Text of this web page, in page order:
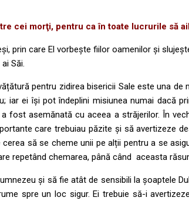
cei morţi, pentru ca în toate lucrurile să
prin care El vorbește fiilor oamenilor și
Săi.
pentru zidirea bisericii Sale este una de
ei își pot îndeplini misiunea numai dacă
asemănată cu aceea a străjerilor. În
care trebuiau păzite și să avertizeze
să se cheme unii pe alții pentru a se
repetând chemarea, până când aceasta
și să fie atât de sensibili la șoaptele
spre un loc sigur. Ei trebuie să-i